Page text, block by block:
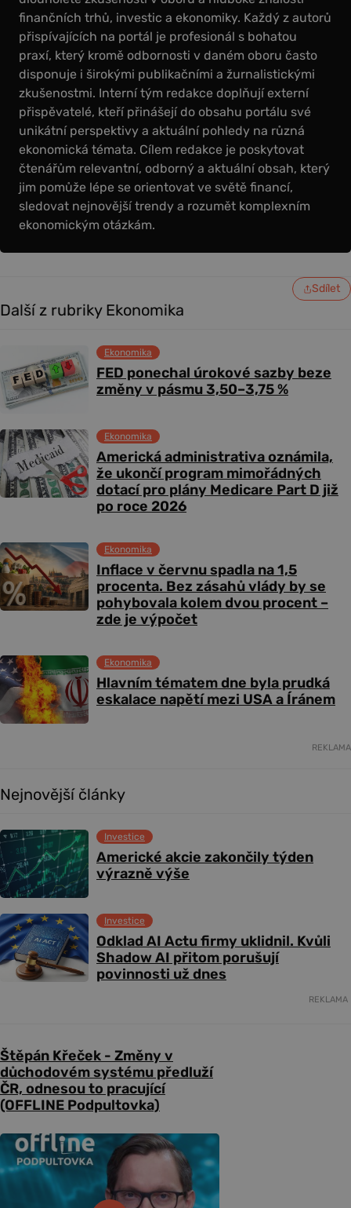
finančních trhů, investic a ekonomiky. Každý z autorů
přispívajících na portál je profesionál s bohatou
praxí, který kromě odbornosti v daném oboru často
disponuje i širokými publikačními a žurnalistickými
zkušenostmi. Interní tým redakce doplňují externí
přispěvatelé, kteří přinášejí do obsahu portálu své
unikátní perspektivy a aktuální pohledy na různá
ekonomická témata. Cílem redakce je poskytovat
čtenářům relevantní, odborný a aktuální obsah, který
jim pomůže lépe se orientovat ve světě financí,
sledovat nejnovější trendy a rozumět komplexním
ekonomickým otázkám.
Sdílet
Další z rubriky Ekonomika
FED ponechal úrokové sazby beze
změny v pásmu 3,50–3,75 %
Ekonomika
Americká administrativa oznámila,
že ukončí program mimořádných
dotací pro plány Medicare Part D již
po roce 2026
Ekonomika
Inflace v červnu spadla na 1,5
procenta. Bez zásahů vlády by se
pohybovala kolem dvou procent –
zde je výpočet
Ekonomika
Hlavním tématem dne byla prudká
eskalace napětí mezi USA a Íránem
Ekonomika
REKLAMA
Nejnovější články
Americké akcie zakončily týden
výrazně výše
Investice
Odklad AI Actu firmy uklidnil. Kvůli
Shadow AI přitom porušují
povinnosti už dnes
Investice
REKLAMA
Štěpán Křeček - Změny v
důchodovém systému předluží
ČR, odnesou to pracující
(OFFLINE Podpultovka)